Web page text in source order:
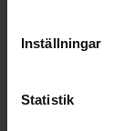
Inställningar
Statistik
Årlig